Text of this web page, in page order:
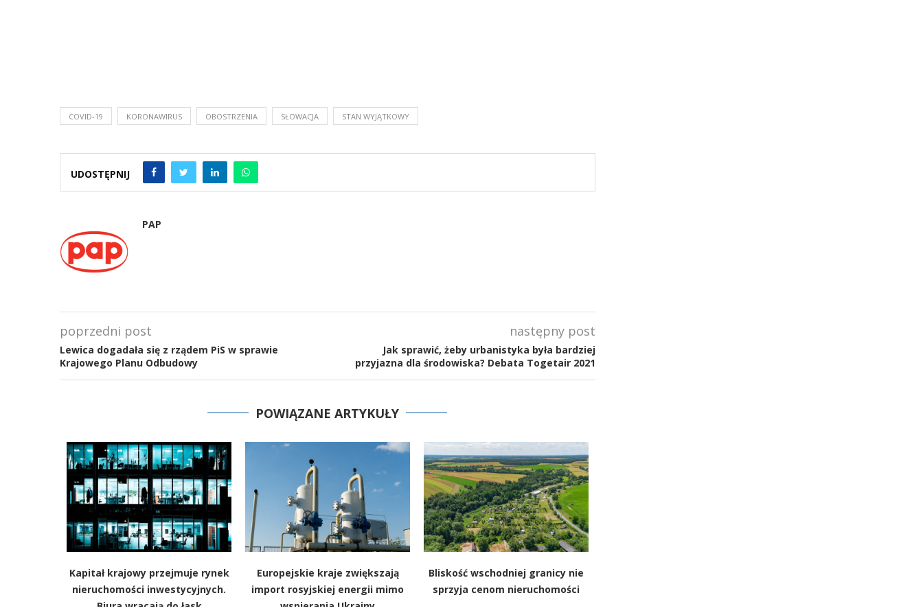
COVID-19 KORONAWIRUS OBOSTRZENIA SŁOWACJA STAN WYJĄTKOWY
UDOSTĘPNIJ
PAP
poprzedni post
Lewica dogadała się z rządem PiS w sprawie
Krajowego Planu Odbudowy
następny post
Jak sprawić, żeby urbanistyka była bardziej
przyjazna dla środowiska? Debata Togetair 2021
POWIĄZANE ARTYKUŁY
Kapitał krajowy przejmuje rynek
nieruchomości inwestycyjnych.
Biura wracają do łask
Europejskie kraje zwiększają
import rosyjskiej energii mimo
wspierania Ukrainy
Bliskość wschodniej granicy nie
sprzyja cenom nieruchomości